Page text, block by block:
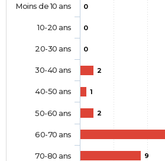
0
0
0
2
1
2
9
Moins de 10 ans
10-20 ans
20-30 ans
30-40 ans
40-50 ans
50-60 ans
60-70 ans
70-80 ans